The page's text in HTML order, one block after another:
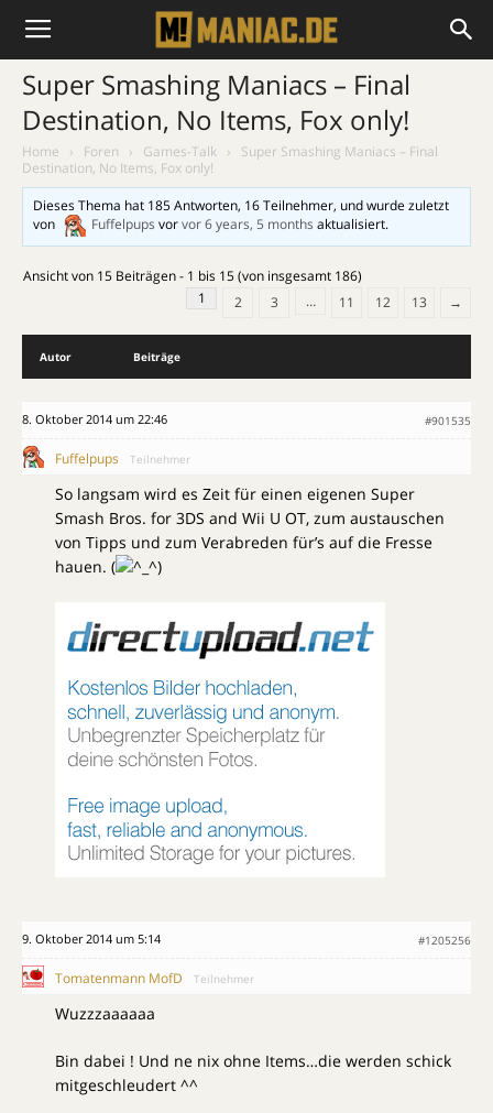
Super Smashing Maniacs – Final
Destination, No Items, Fox only!
Home › Foren › Games-Talk ›
Super Smashing Maniacs – Final
Destination, No Items, Fox only!
Dieses Thema hat 185 Antworten, 16 Teilnehmer, und wurde zuletzt
von
Fuffelpups vorvor 6 years, 5 months aktualisiert.
Ansicht von 15 Beiträgen - 1 bis 15 (von insgesamt 186)
1
2 3 … 11 12 13 →
Autor Beiträge
8. Oktober 2014 um 22:46 #901535
Fuffelpups Teilnehmer
So langsam wird es Zeit für einen eigenen Super
Smash Bros. for 3DS and Wii U OT, zum austauschen
von Tipps und zum Verabreden für’s auf die Fresse
hauen. (
)
9. Oktober 2014 um 5:14 #1205256
Tomatenmann MofD Teilnehmer
Wuzzzaaaaaa
Bin dabei ! Und ne nix ohne Items…die werden schick
mitgeschleudert ^^